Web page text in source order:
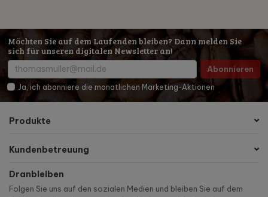
Möchten Sie auf dem Laufenden bleiben? Dann melden Sie
sich für unseren digitalen Newsletter an!
Abonnieren
Ja, ich abonniere die monatlichen Marketing-Aktionen
Produkte
Kundenbetreuung
Dranbleiben
Folgen Sie uns auf den sozialen Medien und bleiben Sie auf dem